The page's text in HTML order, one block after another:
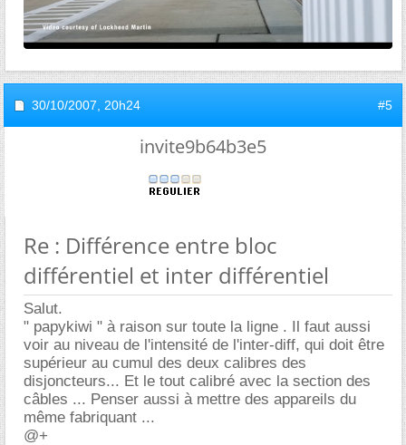
30/10/2007, 20h24 #5
invite9b64b3e5
Re : Différence entre bloc
différentiel et inter différentiel
Salut.
" papykiwi " à raison sur toute la ligne . Il faut aussi
voir au niveau de l'intensité de l'inter-diff, qui doit être
supérieur au cumul des deux calibres des
disjoncteurs... Et le tout calibré avec la section des
câbles ... Penser aussi à mettre des appareils du
même fabriquant ...
@+